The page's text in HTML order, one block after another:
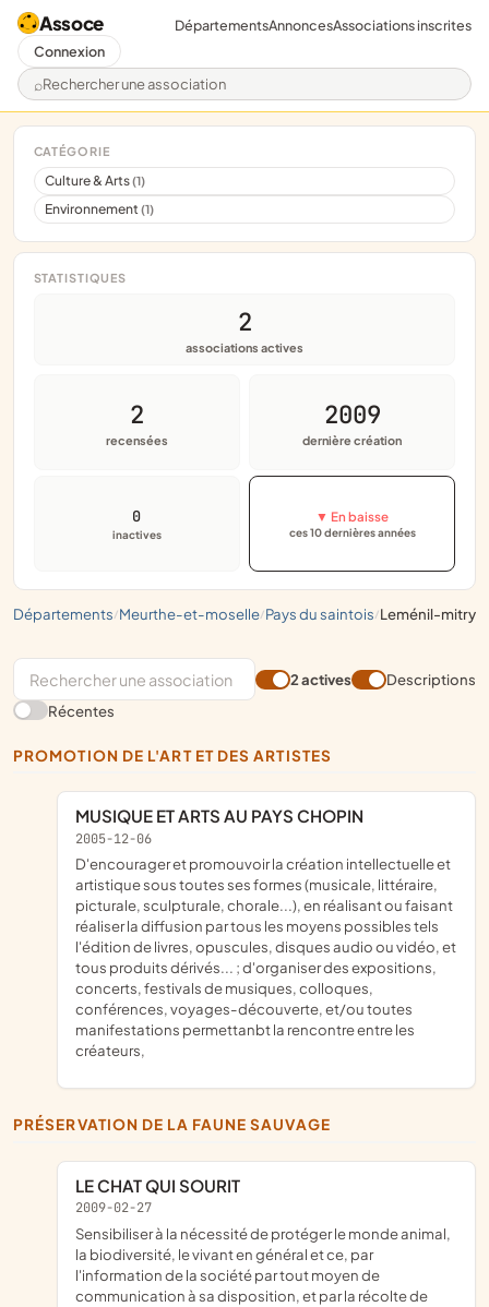
Assoce
Rechercher une association
DépartementsAnnoncesAssociations inscrites
Connexion
départements/ meurthe-et-moselle/ pays du saintois/ leménil-mitry
CATÉGORIE
Culture & Arts(1)
Environnement(1)
STATISTIQUES
2
associations actives
2
recensées
2009
dernière création
0
inactives
▼ En baisse
ces 10 dernières années
2 actives
Descriptions
Récentes
PROMOTION DE L'ART ET DES ARTISTES
MUSIQUE ET ARTS AU PAYS CHOPIN
2005-12-06
d'encourager et promouvoir la création intellectuelle et
artistique sous toutes ses formes (musicale, littéraire,
picturale, sculpturale, chorale...), en réalisant ou faisant
réaliser la diffusion par tous les moyens possibles tels
l'édition de livres, opuscules, disques audio ou vidéo, et
tous produits dérivés... ; d'organiser des expositions,
concerts, festivals de musiques, colloques,
conférences, voyages-découverte, et/ou toutes
manifestations permettanbt la rencontre entre les
créateurs,
PRÉSERVATION DE LA FAUNE SAUVAGE
LE CHAT QUI SOURIT
2009-02-27
sensibiliser à la nécessité de protéger le monde animal,
la biodiversité, le vivant en général et ce, par
l'information de la société par tout moyen de
communication à sa disposition, et par la récolte de